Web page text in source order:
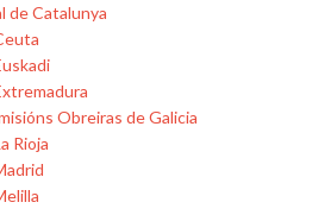
de Catalunya
Obreiras de Galicia
Rioja